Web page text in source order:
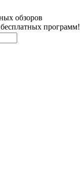
обзоров
программ!